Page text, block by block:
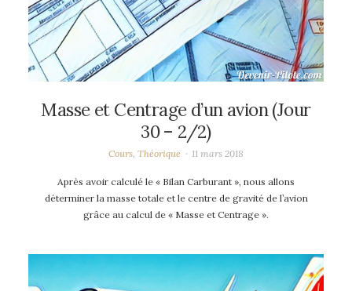
Masse et Centrage d’un avion (Jour
30 – 2/2)
Cours,Théorique 11 mars 2018
Après avoir calculé le « Bilan Carburant », nous allons
déterminer la masse totale et le centre de gravité de l’avion
grâce au calcul de « Masse et Centrage ».